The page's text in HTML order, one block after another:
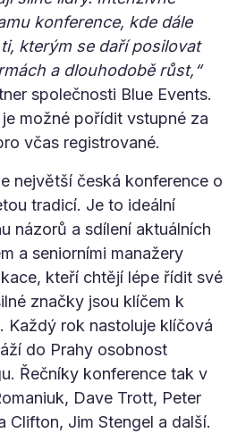
konference, kde dále
kterým se daří posilovat
a dlouhodobě růst,“
společnosti Blue Events.
možné pořídit vstupné za
včas registrované.
největší česká konference o
tradicí. Je to ideální
názorů a sdílení aktuálních
a seniorními manažery
kteří chtějí lépe řídit své
značky jsou klíčem k
Každý rok nastoluje klíčová
do Prahy osobnost
Řečníky konference tak v
Dave Trott, Peter
Clifton, Jim Stengel a další.